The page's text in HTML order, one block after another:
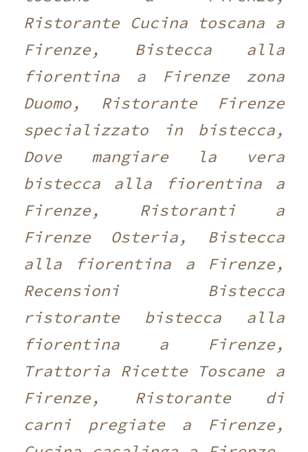
Ristorante Cucina toscana a
Firenze, Bistecca alla
fiorentina a Firenze zona
Duomo, Ristorante Firenze
specializzato in bistecca,
Dove mangiare la vera
bistecca alla fiorentina a
Firenze, Ristoranti a
Firenze Osteria, Bistecca
alla fiorentina a Firenze,
Recensioni Bistecca
ristorante bistecca alla
fiorentina a Firenze,
Trattoria Ricette Toscane a
Firenze, Ristorante di
carni pregiate a Firenze,